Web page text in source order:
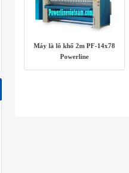
Máy là lô khổ 2m PF-14x78
Powerline